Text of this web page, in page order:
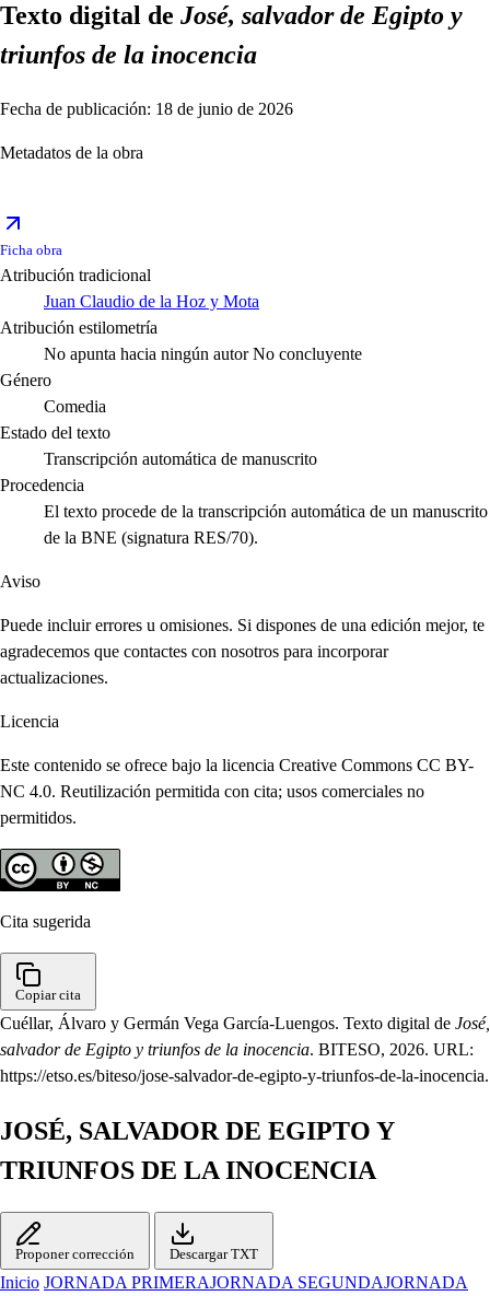
Texto digital de José, salvador de Egipto y
triunfos de la inocencia
Fecha de publicación: 18 de junio de 2026
Metadatos de la obra
Ficha obra
Atribución tradicional
Juan Claudio de la Hoz y Mota
Atribución estilometría
No apunta hacia ningún autor No concluyente
Género
Comedia
Estado del texto
Transcripción automática de manuscrito
Procedencia
El texto procede de la transcripción automática de un manuscrito
de la BNE (signatura RES/70).
Aviso
Puede incluir errores u omisiones. Si dispones de una edición mejor, te
agradecemos que contactes con nosotros para incorporar
actualizaciones.
Licencia
Este contenido se ofrece bajo la licencia Creative Commons CC BY-
NC 4.0. Reutilización permitida con cita; usos comerciales no
permitidos.
Cita sugerida
Copiar cita
Cuéllar, Álvaro y Germán Vega García-Luengos. Texto digital de José,
salvador de Egipto y triunfos de la inocencia. BITESO, 2026. URL:
https://etso.es/biteso/jose-salvador-de-egipto-y-triunfos-de-la-inocencia.
JOSÉ, SALVADOR DE EGIPTO Y
TRIUNFOS DE LA INOCENCIA
Proponer corrección Descargar TXT
Inicio JORNADA PRIMERAJORNADA SEGUNDAJORNADA